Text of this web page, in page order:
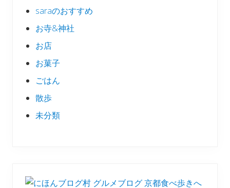
saraのおすすめ
お寺&神社
お店
お菓子
ごはん
散歩
未分類